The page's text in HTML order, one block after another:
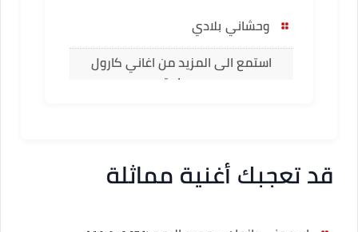
وحشاني بلادي
استمع الى المزيد من اغاني كارول
سماحة
قد تعجبك أغنية مماثلة